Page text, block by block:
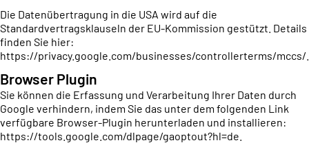
Die Datenübertragung in die USA wird auf die
Standardvertragsklauseln der EU-Kommission gestützt. Details
finden Sie hier:
https://privacy.google.com/businesses/controllerterms/mccs/
Browser Plugin
Sie können die Erfassung und Verarbeitung Ihrer Daten durch
Google verhindern, indem Sie das unter dem folgenden Link
verfügbare Browser-Plugin herunterladen und installieren:
https://tools.google.com/dlpage/gaoptout?hl=de